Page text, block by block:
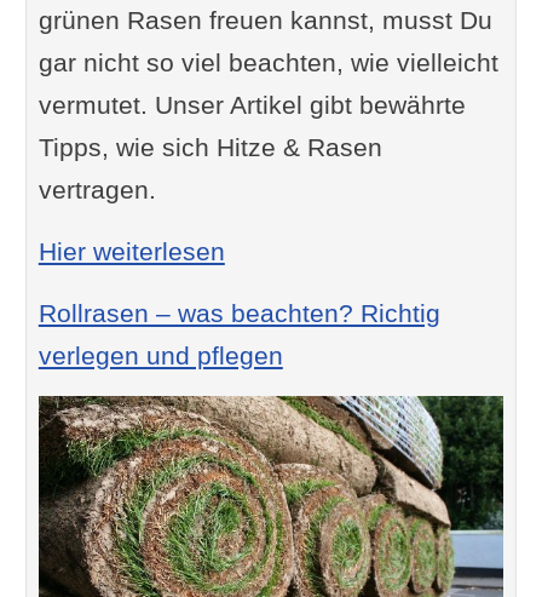
grünen Rasen freuen kannst, musst Du
gar nicht so viel beachten, wie vielleicht
vermutet. Unser Artikel gibt bewährte
Tipps, wie sich Hitze & Rasen
vertragen.
Hier weiterlesen: Hitze & Rasen
Rollrasen – was beachten? Richtig
verlegen und pflegen